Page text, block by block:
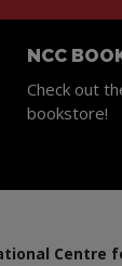
NCC
Check out
bookstore!
Centre